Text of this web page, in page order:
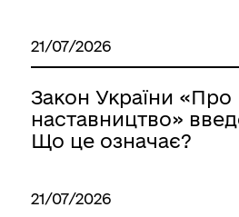
21/07/2026
Закон України «Про
наставництво»
Що це означає?
21/07/2026